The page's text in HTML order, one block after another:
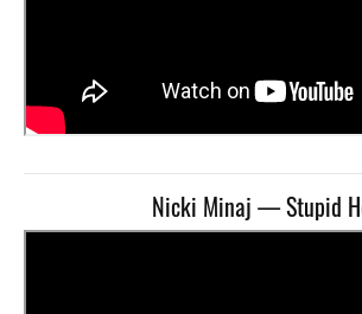
Nicki Minaj — Stupid